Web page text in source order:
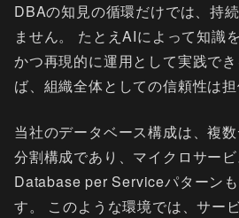
DBAの知見の循環だけでは、持
ません。 たとえAIによって知識
かつ再現的に運用として実践で
ば、組織全体としての信頼性は担
当社のデータベース構成は、複
分割構成であり、マイクロサー
Database per Serviceパターン
す。 このような環境では、サー